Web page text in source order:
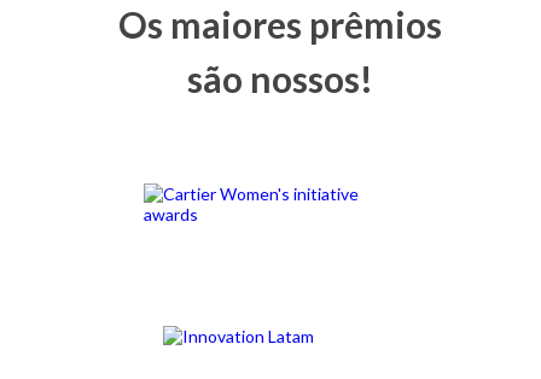
Os maiores prêmios
são nossos!